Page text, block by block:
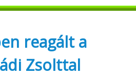
energiák.
reagált a
Zsolttal